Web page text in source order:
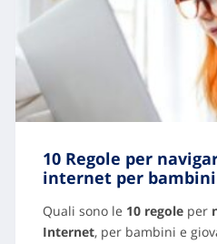
10 Regole per
internet per
Quali sono le 10 regole per
Internet, per bambini e